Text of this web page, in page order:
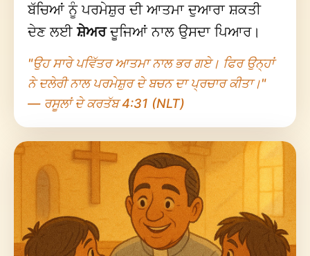
ਬੱਚਿਆਂ ਨੂੰ ਪਰਮੇਸ਼ੁਰ ਦੀ ਆਤਮਾ ਦੁਆਰਾ ਸ਼ਕਤੀ
ਦੇਣ ਲਈਸ਼ੇਅਰਦੂਜਿਆਂ ਨਾਲ ਉਸਦਾ ਪਿਆਰ।
"ਉਹ ਸਾਰੇ ਪਵਿੱਤਰ ਆਤਮਾ ਨਾਲ ਭਰ ਗਏ। ਫਿਰ ਉਨ੍ਹਾਂ
ਨੇ ਦਲੇਰੀ ਨਾਲ ਪਰਮੇਸ਼ੁਰ ਦੇ ਬਚਨ ਦਾ ਪ੍ਰਚਾਰ ਕੀਤਾ।"
— ਰਸੂਲਾਂ ਦੇ ਕਰਤੱਬ 4:31 (NLT)